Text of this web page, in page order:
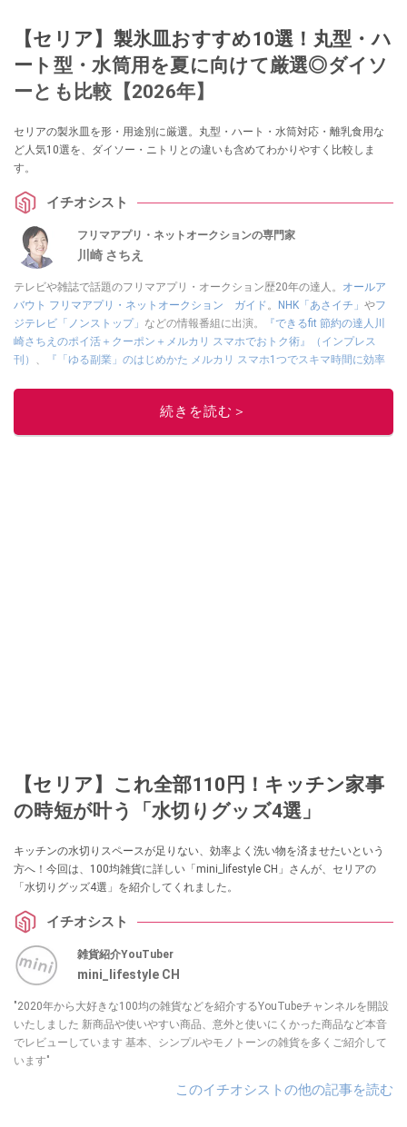
【セリア】製氷皿おすすめ10選！丸型・ハ
ート型・水筒用を夏に向けて厳選◎ダイソ
ーとも比較【2026年】
セリアの製氷皿を形・用途別に厳選。丸型・ハート・水筒対応・離乳食用な
ど人気10選を、ダイソー・ニトリとの違いも含めてわかりやすく比較しま
す。
イチオシスト
フリマアプリ・ネットオークションの専門家
川崎 さちえ
テレビや雑誌で話題のフリマアプリ・オークション歴20年の達人。 オールア
バウト フリマアプリ・ネットオークション ガイド。 NHK「あさイチ」 やフ
ジテレビ「ノンストップ」 などの情報番組に出演。
『できるfit 節約の達人川
崎さちえのポイ活＋クーポン＋メルカリ スマホでおトク術』（インプレス
刊） 、
『「ゆる副業」のはじめかた メルカリ スマホ1つでスキマ時間に効率
ぜ日記」
■経歴：2003年、夫が子育てをするために、突然会社を辞める。翌月からの
給料が０円になり、家にいながら、しかも空いた時間でできるオークション
続きを読む＞
【セリア】これ全部110円！キッチン家事
の時短が叶う「水切りグッズ4選」
キッチンの水切りスペースが足りない、効率よく洗い物を済ませたいという
方へ！今回は、100均雑貨に詳しい「mini_lifestyle CH」さんが、セリアの
「水切りグッズ4選」を紹介してくれました。
イチオシスト
雑貨紹介YouTuber
mini_lifestyle CH
"2020年から大好きな100均の雑貨などを紹介するYouTubeチャンネルを開設
いたしました 新商品や使いやすい商品、意外と使いにくかった商品など本音
でレビューしています 基本、シンプルやモノトーンの雑貨を多くご紹介して
います"
このイチオシストの他の記事を読む